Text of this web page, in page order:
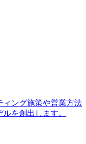
ィング施策や営業方法
を創出します。